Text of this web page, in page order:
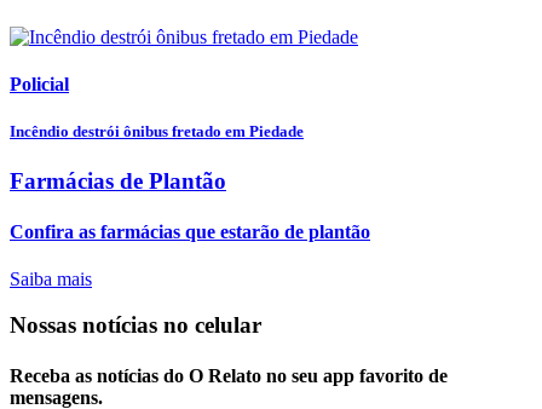
Policial
Incêndio destrói ônibus fretado em Piedade
Farmácias de Plantão
Confira as farmácias que estarão de plantão
Saiba mais
Nossas notícias no celular
Receba as notícias do O Relato no seu app favorito de
mensagens.